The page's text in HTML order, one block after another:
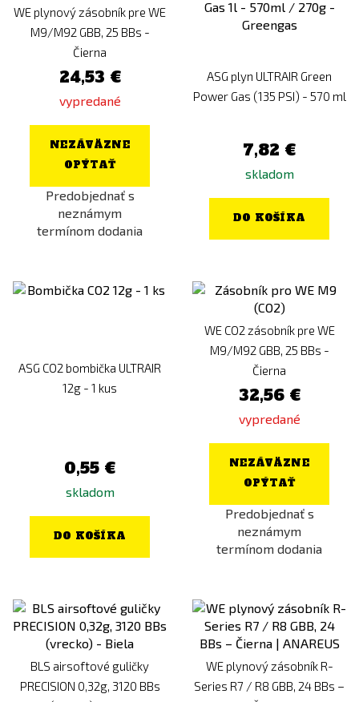
WE plynový zásobník pre WE
M9/M92 GBB, 25 BBs -
Čierna
24,53 €
vypredané
NEZÁVÄZNE
OPÝTAŤ
Predobjednať s
neznámym
termínom dodania
ASG plyn ULTRAIR Green
Power Gas (135 PSI) - 570 ml
7,82 €
skladom
DO KOŠÍKA
ASG CO2 bombička ULTRAIR
12g - 1 kus
0,55 €
skladom
DO KOŠÍKA
WE CO2 zásobník pre WE
M9/M92 GBB, 25 BBs -
Čierna
32,56 €
vypredané
NEZÁVÄZNE
OPÝTAŤ
Predobjednať s
neznámym
termínom dodania
BLS airsoftové guličky
PRECISION 0,32g, 3120 BBs
WE plynový zásobník R-
Series R7 / R8 GBB, 24 BBs –